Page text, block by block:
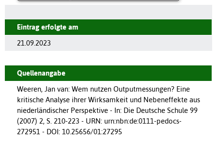
Eintrag erfolgte am
21.09.2023
Quellenangabe
Weeren, Jan van: Wem nutzen Outputmessungen? Eine
kritische Analyse ihrer Wirksamkeit und Nebeneffekte aus
niederländischer Perspektive - In: Die Deutsche Schule 99
(2007) 2, S. 210-223 - URN: urn:nbn:de:0111-pedocs-
272951 - DOI: 10.25656/01:27295